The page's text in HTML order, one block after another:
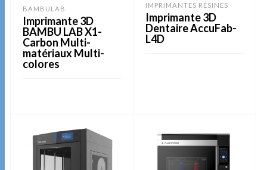
BAMBULAB
Imprimante 3D
BAMBU LAB X1-
Carbon Multi-
matériaux Multi-
colores
IMPRIMANTES RÉSINES
Imprimante 3D
Dentaire AccuFab-
L4D